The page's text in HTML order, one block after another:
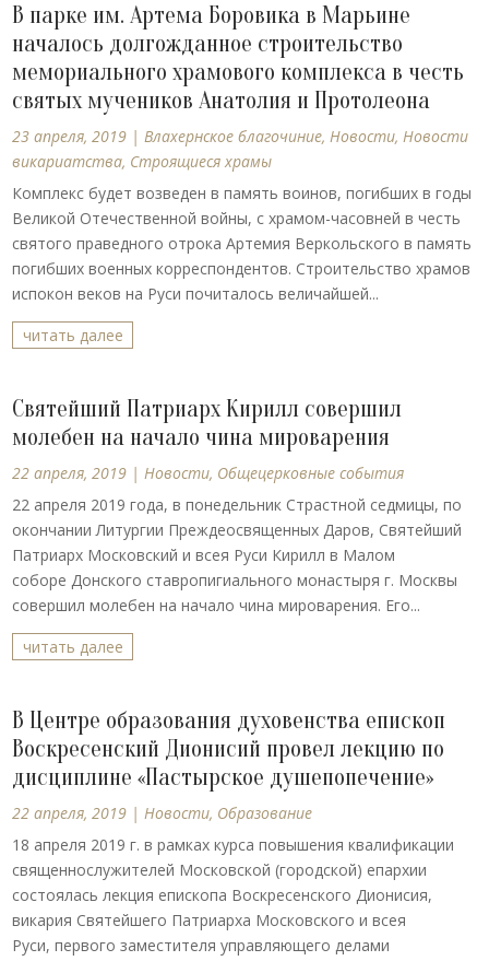
В парке им. Артема Боровика в Марьине
началось долгожданное строительство
мемориального храмового комплекса в честь
святых мучеников Анатолия и Протолеона
23 апреля, 2019 |Влахернское благочиние,Новости,Новости
викариатства, Строящиеся храмы
Комплекс будет возведен в память воинов, погибших в годы
Великой Отечественной войны, с храмом-часовней в честь
святого праведного отрока Артемия Веркольского в память
погибших военных корреспондентов. Строительство храмов
испокон веков на Руси почиталось величайшей...
читать далее
Святейший Патриарх Кирилл совершил
молебен на начало чина мироварения
22 апреля, 2019 |Новости, Общецерковные события
22 апреля 2019 года, в понедельник Страстной седмицы, по
окончании Литургии Преждеосвященных Даров, Святейший
Патриарх Московский и всея Руси Кирилл в Малом
соборе Донского ставропигиального монастыря г. Москвы
совершил молебен на начало чина мироварения. Его...
читать далее
В Центре образования духовенства епископ
Воскресенский Дионисий провел лекцию по
дисциплине «Пастырское душепопечение»
22 апреля, 2019 |Новости, Образование
18 апреля 2019 г. в рамках курса повышения квалификации
священнослужителей Московской (городской) епархии
состоялась лекция епископа Воскресенского Дионисия,
викария Святейшего Патриарха Московского и всея
Руси, первого заместителя управляющего делами